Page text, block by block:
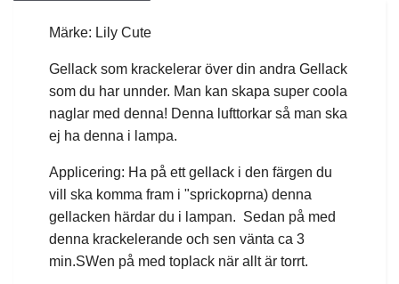
Märke: Lily Cute
Gellack som krackelerar över din andra Gellack
som du har unnder. Man kan skapa super coola
naglar med denna! Denna lufttorkar så man ska
ej ha denna i lampa.
Applicering: Ha på ett gellack i den färgen du
vill ska komma fram i "sprickoprna) denna
gellacken härdar du i lampan. Sedan på med
denna krackelerande och sen vänta ca 3
min.SWen på med toplack när allt är torrt.